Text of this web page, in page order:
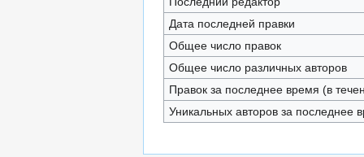
Дата последней правки
Общее число правок
Общее число различных авторов
Правок за последнее время (в
Уникальных авторов за последнее